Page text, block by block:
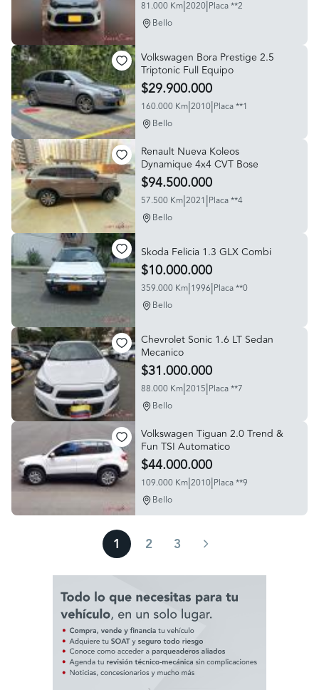
81.000 Km|2020|Placa **2
Bello
Volkswagen Bora Prestige 2.5
Triptonic Full Equipo
$29.900.000
160.000 Km|2010|Placa **1
Bello
Renault Nueva Koleos
Dynamique 4x4 CVT Bose
$94.500.000
57.500 Km|2021|Placa **4
Bello
Skoda Felicia 1.3 GLX Combi
$10.000.000
359.000 Km|1996|Placa **0
Bello
Chevrolet Sonic 1.6 LT Sedan
Mecanico
$31.000.000
88.000 Km|2015|Placa **7
Bello
Volkswagen Tiguan 2.0 Trend &
Fun TSI Automatico
$44.000.000
109.000 Km|2010|Placa **9
Bello
1 2 3